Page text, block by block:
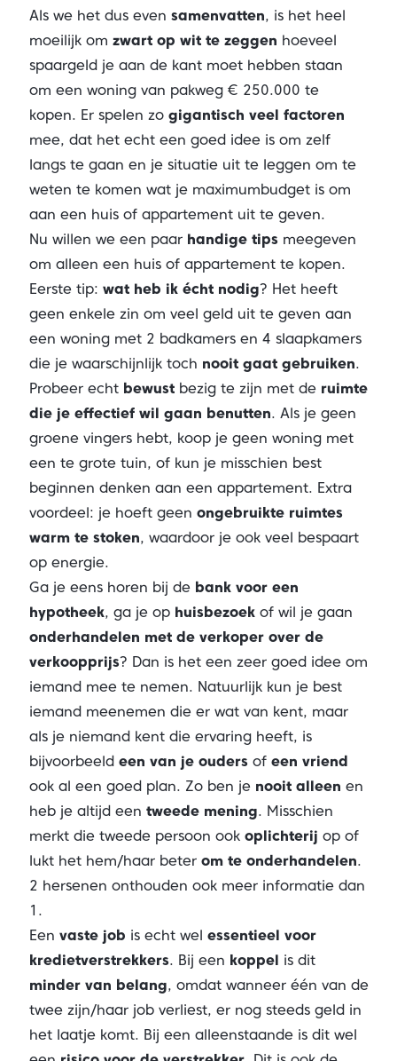
Als we het dus even samenvatten, is het heel
moeilijk om zwart op wit te zeggen hoeveel
spaargeld je aan de kant moet hebben staan
om een woning van pakweg € 250.000 te
kopen. Er spelen zo gigantisch veel factoren
mee, dat het echt een goed idee is om zelf
langs te gaan en je situatie uit te leggen om te
weten te komen wat je maximumbudget is om
aan een huis of appartement uit te geven.
Nu willen we een paar handige tipsmeegeven
om alleen een huis of appartement te kopen.
Eerste tip: wat heb ik écht nodig? Het heeft
geen enkele zin om veel geld uit te geven aan
een woning met 2 badkamers en 4 slaapkamers
die je waarschijnlijk toch nooit gaat gebruiken.
Probeer echt bewustbezig te zijn met de ruimte
die je effectief wil gaan benutten. Als je geen
groene vingers hebt, koop je geen woning met
een te grote tuin, of kun je misschien best
beginnen denken aan een appartement. Extra
voordeel: je hoeft geen ongebruikte ruimtes
warm te stoken, waardoor je ook veel bespaart
op energie.
Ga je eens horen bij de bank voor een
hypotheek, ga je op huisbezoekof wil je gaan
onderhandelen met de verkoper over de
verkoopprijs? Dan is het een zeer goed idee om
iemand mee te nemen. Natuurlijk kun je best
iemand meenemen die er wat van kent, maar
als je niemand kent die ervaring heeft, is
bijvoorbeeld een van je oudersof een vriend
ook al een goed plan. Zo ben je nooit alleen en
heb je altijd een tweede mening. Misschien
merkt die tweede persoon ook oplichterij op of
lukt het hem/haar beterom te onderhandelen.
2 hersenen onthouden ook meer informatie dan
1.
Een vaste job is echt wel essentieel voor
kredietverstrekkers. Bij een koppel is dit
minder van belang, omdat wanneer één van de
twee zijn/haar job verliest, er nog steeds geld in
het laatje komt. Bij een alleenstaande is dit wel